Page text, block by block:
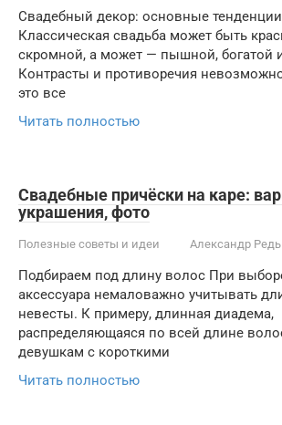
Свадебный декор: основные тенденции
Классическая свадьба может быть
скромной, а может — пышной, богатой
Контрасты и противоречия
это все
Читать полностью
Свадебные причёски на каре:
украшения, фото
Полезные советы и идеи Александр
Подбираем под длину волос При
аксессуара немаловажно учитывать
невесты. К примеру, длинная диадема,
распределяющаяся по всей длине
девушкам с короткими
Читать полностью